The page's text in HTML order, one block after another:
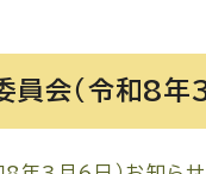
会（令和8年